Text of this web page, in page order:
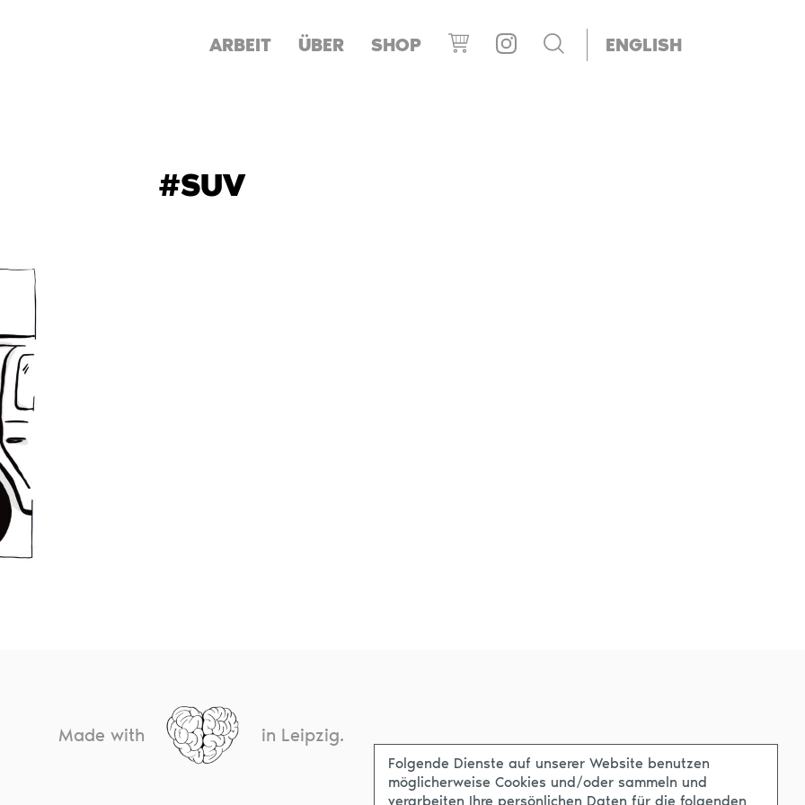
ARBEIT ÜBER SHOP ENGLISH
#SUV
Made with in Leipzig.
Folgende Dienste auf unserer Website benutzen
möglicherweise Cookies und/oder sammeln und
verarbeiten Ihre persönlichen Daten für die folgenden